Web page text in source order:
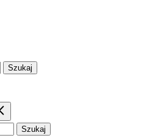
Szukaj
Szukaj